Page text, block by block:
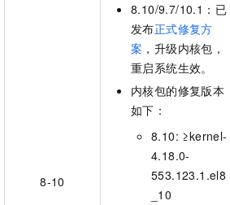
8-10
8.10/9.7/10.1：已
发布正式修复方
案 ，升级内核包，
重启系统生效。
内核包的修复版本
如下：
8.10: ≥kernel-
4.18.0-
553.123.1.el8
_10